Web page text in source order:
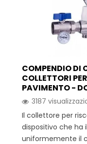
COMPENDIO DI
COLLETTORI
PAVIMENTO -
3187
Il collettore per
dispositivo che ha
uniformemente il